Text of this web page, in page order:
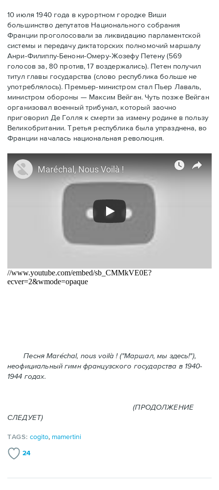
10 июля 1940 года в курортном городке Виши
большинство депутатов Национального собрания
Франции проголосовали за ликвидацию парламентской
системы и передачу диктаторских полномочий маршалу
Анри-Филиппу-Бенони-Омеру-Жозефу Петену (569
голосов за, 80 против, 17 воздержались). Петен получил
титул главы государства (слово республика больше не
употреблялось). Премьер-министром стал Пьер Лаваль,
министром обороны — Максим Вейган. Чуть позже Вейган
организовал военный трибунал, который заочно
приговорил Де Голля к смерти за измену родине в пользу
Великобритании. Третья республика была упразднена, во
Франции началась национальная революция.
Песня Maréchal, nous voilà ! ("Маршал, мы здесь!"),
неофициальный гимн французского государства в 1940-
1944 годах.
(ПРОДОЛЖЕНИЕ
СЛЕДУЕТ)
TAGS:cogito, mamertini
24